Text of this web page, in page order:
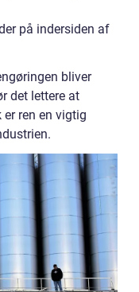
på indersiden af
bliver
det lettere at
ren en vigtig